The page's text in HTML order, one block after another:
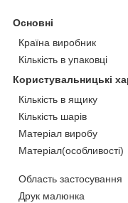
Основні
Країна виробник
Кількість в упаковці
Користувальницькі
Кількість в ящику
Кількість шарів
Матеріал виробу
Матеріал(особливості)
Область застосування
Друк малюнка